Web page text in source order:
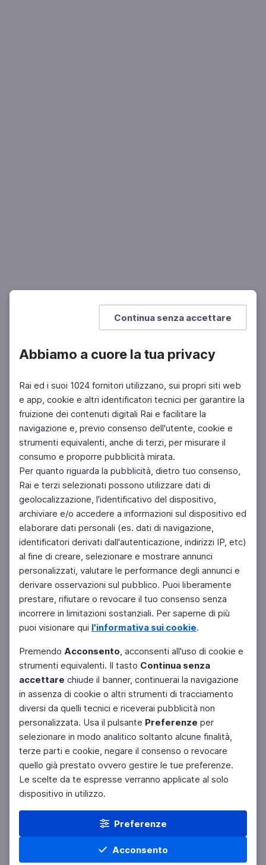
Continua senza accettare
Abbiamo a cuore la tua privacy
Rai ed i suoi 1024 fornitori utilizzano, sui propri siti web
e app, cookie e altri identificatori tecnici per garantire la
fruizione dei contenuti digitali Rai e facilitare la
navigazione e, previo consenso dell'utente, cookie e
strumenti equivalenti, anche di terzi, per misurare il
consumo e proporre pubblicità mirata.
Per quanto riguarda la pubblicità, dietro tuo consenso,
Rai e terzi selezionati possono utilizzare dati di
geolocalizzazione, l'identificativo del dispositivo,
archiviare e/o accedere a informazioni sul dispositivo ed
elaborare dati personali (es. dati di navigazione,
identificatori derivati dall'autenticazione, indirizzi IP, etc)
al fine di creare, selezionare e mostrare annunci
personalizzati, valutare le performance degli annunci e
derivare osservazioni sul pubblico. Puoi liberamente
prestare, rifiutare o revocare il tuo consenso senza
incorrere in limitazioni sostanziali. Per saperne di più
puoi visionare qui l'informativa sui cookie.
Premendo Acconsento, acconsenti all'uso di cookie e
strumenti equivalenti. Il tasto Continua senza
accettare chiude il banner, continuerai la navigazione
in assenza di cookie o altri strumenti di tracciamento
diversi da quelli tecnici e riceverai pubblicità non
personalizzata. Usa il pulsante Preferenze per
selezionare in modo analitico soltanto alcune finalità,
terze parti e cookie, negare il consenso o revocare
quello già prestato ovvero gestire le tue preferenze.
Le scelte da te espresse verranno applicate al solo
dispositivo in utilizzo.
Preferenze
Acconsento
Paul Auster ricorda i suoi maestri letterari
Da Poe a Ungaretti
Facebook Instagram Twitter